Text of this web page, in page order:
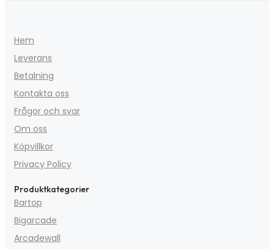
Hem
Leverans
Betalning
Kontakta oss
Frågor och svar
Om oss
Köpvillkor
Privacy Policy
Produktkategorier
Bartop
Bigarcade
Arcadewall